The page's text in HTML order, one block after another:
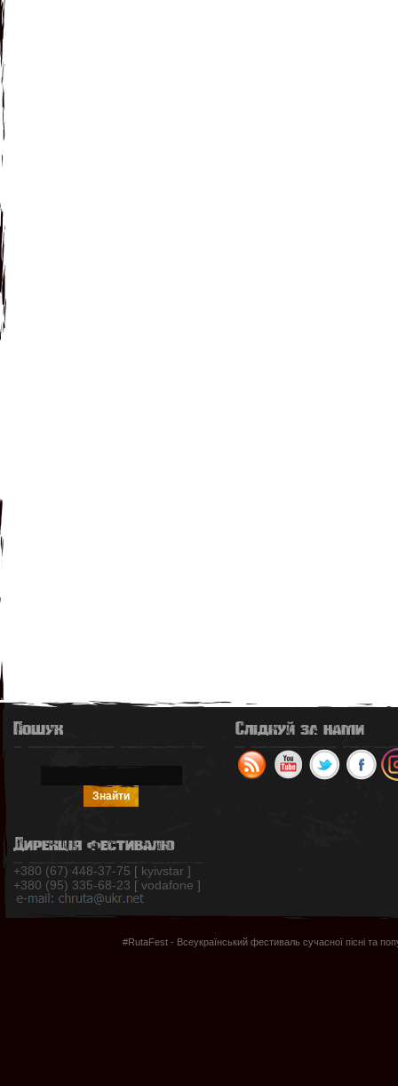
Пошук
Дирекція фестивалю
+380 (67) 448-37-75 [ kyivstar ]
+380 (95) 335-68-23 [ vodafone ]
Слідкуй за нами
#RutaFest - Всеукраїнський фестиваль сучасної пісні та